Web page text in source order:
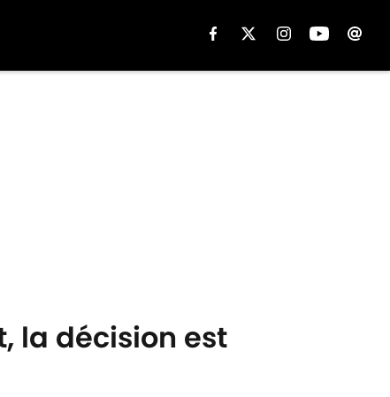
la décision est